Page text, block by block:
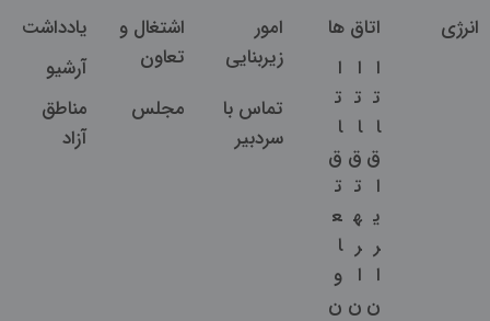
انرژی
اتاق ها
ا
ت
ا
ق
ا
ی
ر
ا
ن
ا
ت
ا
ق
ت
ه
ر
ا
ن
ا
ت
ا
ق
ت
ع
ا
و
ن
امور
زیربنایی
اشتغال و
تعاون
یادداشت
آرشیو
تماس با
سردبیر
مجلس
مناطق
آزاد